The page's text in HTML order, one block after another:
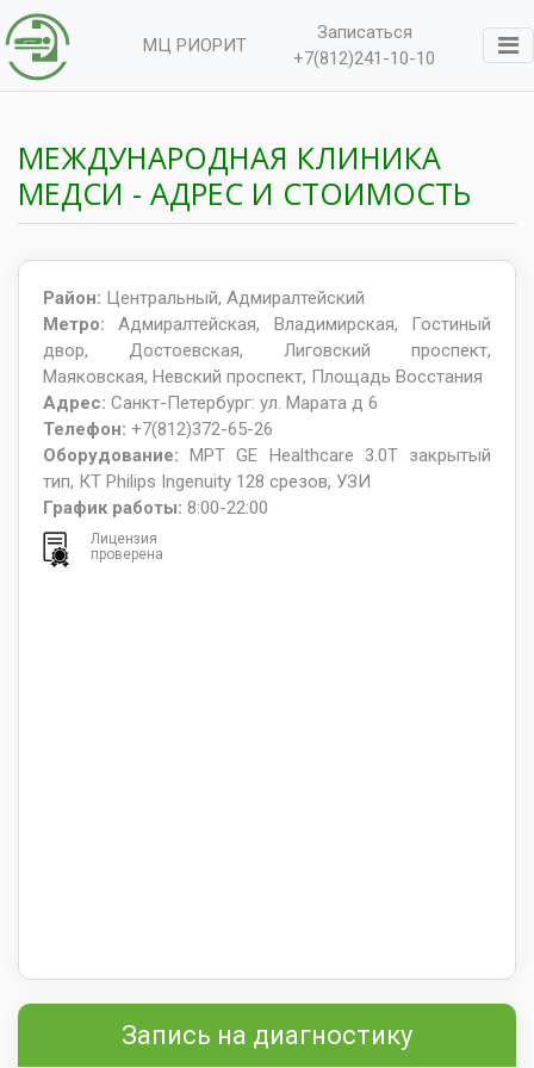
МЦ РИОРИТ
Записаться
+7(812)241-10-10
МЕЖДУНАРОДНАЯ КЛИНИКА
MЕДСИ - АДРЕС И СТОИМОСТЬ
Район: Центральный, Адмиралтейский
Метро:Адмиралтейская, Владимирская, Гостиный
двор, Достоевская, Лиговский проспект,
Маяковская, Невский проспект, Площадь Восстания
Адрес: Санкт-Петербург: ул. Марата д 6
Телефон: +7(812)372-65-26
Оборудование:МРТ GЕ Healthcare 3.0T закрытый
тип, КТ Philips Ingenuity 128 срезов, УЗИ
График работы: 8:00-22:00
Лицензия
проверена
Запись на диагностику